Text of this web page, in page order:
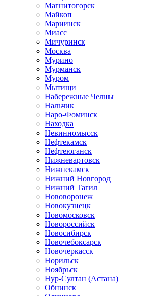
Магнитогорск
Майкоп
Мариинск
Миасс
Мичуринск
Москва
Мурино
Мурманск
Муром
Мытищи
Набережные Челны
Нальчик
Наро-Фоминск
Находка
Невинномысск
Нефтекамск
Нефтеюганск
Нижневартовск
Нижнекамск
Нижний Новгород
Нижний Тагил
Нововоронеж
Новокузнецк
Новомосковск
Новороссийск
Новосибирск
Новочебоксарск
Новочеркасск
Норильск
Ноябрьск
Нур-Султан (Астана)
Обнинск